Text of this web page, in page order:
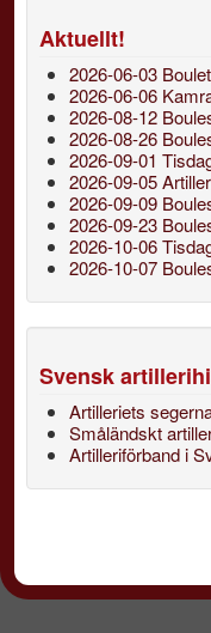
Aktuellt!
2026-06-03
2026-06-06
2026-08-12
2026-08-26
2026-09-01
2026-09-05
2026-09-09
2026-09-23
2026-10-06
2026-10-07
Svensk
Artilleriets
Småländskt
Artilleriförband i